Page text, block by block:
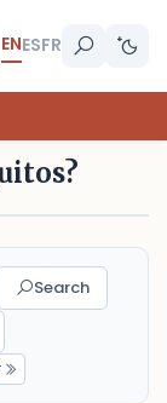
ENESFR
Search